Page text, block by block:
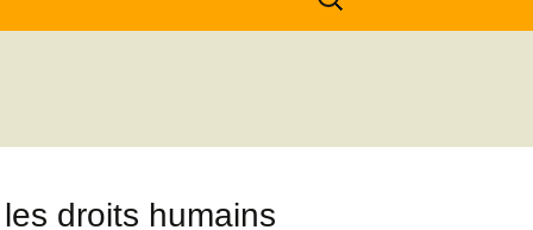
for:
droits humains